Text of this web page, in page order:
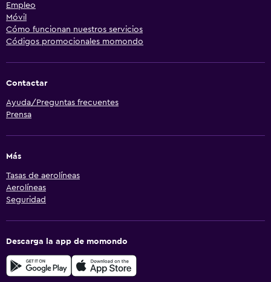
Empleo
Móvil
Cómo funcionan nuestros servicios
Códigos promocionales momondo
Contactar
Ayuda/Preguntas frecuentes
Prensa
Más
Tasas de aerolíneas
Aerolíneas
Seguridad
Descarga la app de momondo